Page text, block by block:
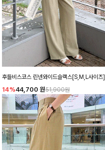
후들비스코스 린넨와이드슬랙스[S,M,L사이즈]
14%44,700 원51,900원